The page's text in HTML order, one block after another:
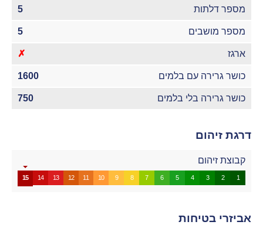
מספר דלתות 5
מספר מושבים 5
ארגז ✗
כושר גרירה עם בלמים 1600
כושר גרירה בלי בלמים 750
דרגת זיהום
קבוצת זיהום
1
2
3
4
5
6
7
8
9
10
11
12
13
14
15
אביזרי בטיחות